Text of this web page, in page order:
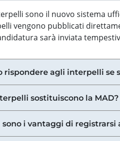
sono il nuovo sistema
vengono pubblicati
sarà inviata
rispondere agli interpelli se
sostituiscono la MAD?
sono i vantaggi di